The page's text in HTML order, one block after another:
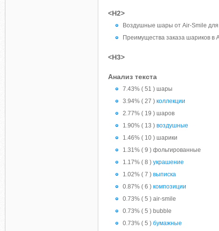
<H2>
Воздушные шары от Air-Smile для
Преимущества заказа шариков в
<H3>
Анализ текста
7.43% ( 51 ) шары
3.94% ( 27 ) коллекции
2.77% ( 19 ) шаров
1.90% ( 13 ) воздушные
1.46% ( 10 ) шарики
1.31% ( 9 ) фольгированные
1.17% ( 8 ) украшение
1.02% ( 7 ) выписка
0.87% ( 6 ) композиции
0.73% ( 5 ) air-smile
0.73% ( 5 ) bubble
0.73% ( 5 ) бумажные